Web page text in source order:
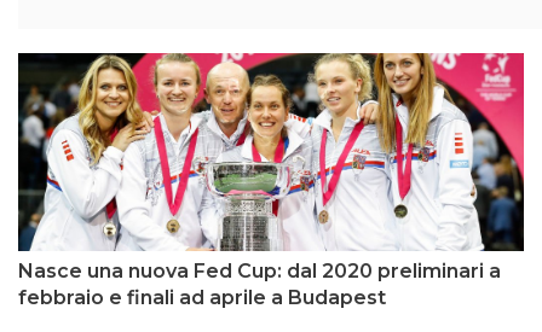
Nasce una nuova Fed Cup: dal 2020 preliminari a
febbraio e finali ad aprile a Budapest